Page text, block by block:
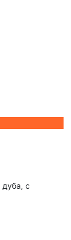
с